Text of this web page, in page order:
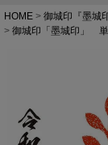
HOME
御城印『墨城
御城印「墨城印」